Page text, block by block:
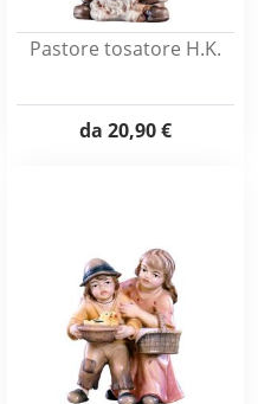
Pastore tosatore H.K.
da 20,90 €